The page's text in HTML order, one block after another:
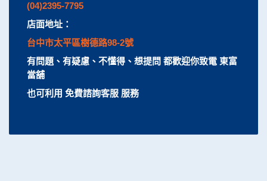
(04)2395-7795
店面地址：
台中市太平區樹德路98-2號
有問題、有疑慮、不懂得、想提問 都歡迎你致電 東富
當舖
也可利用 免費諮詢客服 服務